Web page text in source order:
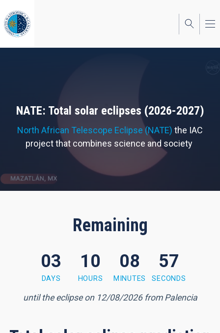
to
main
content
NATE: Total solar eclipses (2026-2027)
North African Telescope Eclipse (NATE) the IAC
project that combines science and society
Remaining
55 seconds
03
DAYS
10
HOURS
08
MINUTES
56
SECONDS
until the eclipse on 12/08/2026 from Palencia